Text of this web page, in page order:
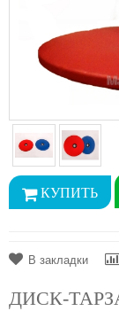
В закладки
ДИСК-